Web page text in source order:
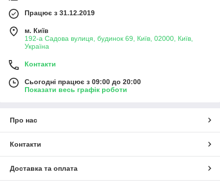
Працює з 31.12.2019
м. Київ
192-а Садова вулиця, будинок 69, Київ, 02000, Київ,
Україна
Контакти
Сьогодні працює з 09:00 до 20:00
Показати весь графік роботи
Про нас
Контакти
Доставка та оплата